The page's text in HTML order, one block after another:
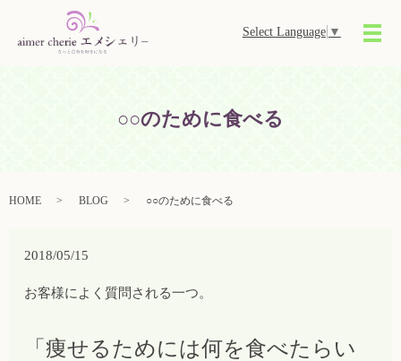
Select Language ▼
メ
○○のために食べる
HOME BLOG ○○のために食べる
2018/05/15
お客様によく質問される一つ。
「痩せるためには何を食べたらい